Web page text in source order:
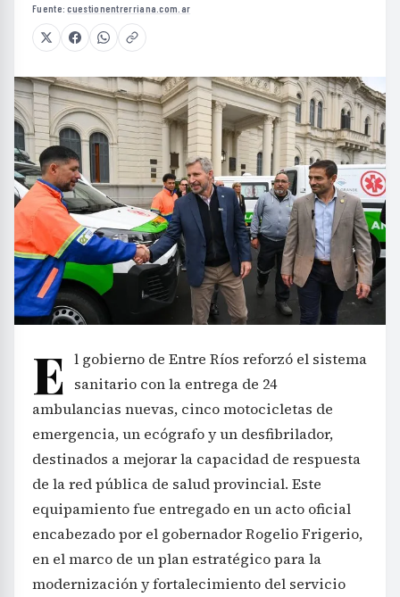
Fuente:cuestionentrerriana.com.ar
E l gobierno de Entre Ríos reforzó el sistema
sanitario con la entrega de 24
ambulancias nuevas, cinco motocicletas de
emergencia, un ecógrafo y un desfibrilador,
destinados a mejorar la capacidad de respuesta
de la red pública de salud provincial. Este
equipamiento fue entregado en un acto oficial
encabezado por el gobernador Rogelio Frigerio,
en el marco de un plan estratégico para la
modernización y fortalecimiento del servicio